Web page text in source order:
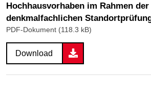
Hochhausvorhaben im Rahmen der
denkmalfachlichen
PDF-Dokument (118.3 kB)
Download